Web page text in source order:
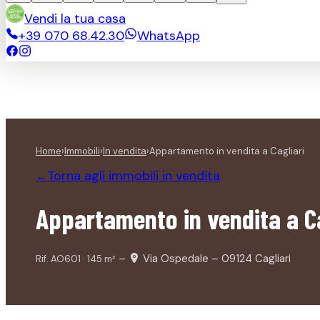
Vendi la tua casa
+39 070 68.42.30
WhatsApp
Home›Immobili›In vendita›Appartamento in vendita a Cagliari
←Torna agli immobili in vendita
Appartamento in vendita a
Rif. AO601 · 145 m² – Via Ospedale – 09124 Cagliari